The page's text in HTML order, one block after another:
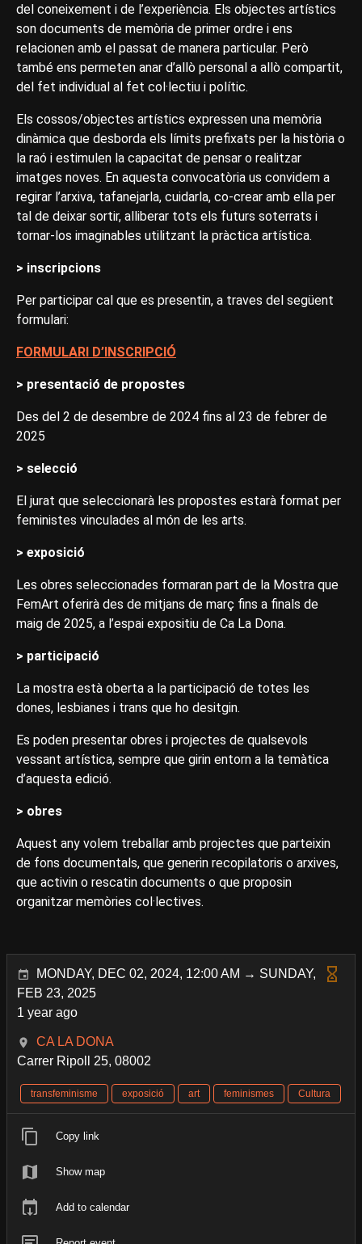
del coneixement i de l’experiència. Els objectes artístics
son documents de memòria de primer ordre i ens
relacionen amb el passat de manera particular. Però
també ens permeten anar d’allò personal a allò compartit,
del fet individual al fet col·lectiu i polític.
Els cossos/objectes artístics expressen una memòria
dinàmica que desborda els límits prefixats per la història o
la raó i estimulen la capacitat de pensar o realitzar
imatges noves. En aquesta convocatòria us convidem a
regirar l’arxiva, tafanejarla, cuidarla, co-crear amb ella per
tal de deixar sortir, alliberar tots els futurs soterrats i
tornar-los imaginables utilitzant la pràctica artística.
> inscripcions
Per participar cal que es presentin, a traves del següent
formulari:
FORMULARI D’INSCRIPCIÓ
> presentació de propostes
Des del 2 de desembre de 2024 fins al 23 de febrer de
2025
> selecció
El jurat que seleccionarà les propostes estarà format per
feministes vinculades al món de les arts.
> exposició
Les obres seleccionades formaran part de la Mostra que
FemArt oferirà des de mitjans de març fins a finals de
maig de 2025, a l’espai expositiu de Ca La Dona.
> participació
La mostra està oberta a la participació de totes les
dones, lesbianes i trans que ho desitgin.
Es poden presentar obres i projectes de qualsevols
vessant artística, sempre que girin entorn a la temàtica
d’aquesta edició.
> obres
Aquest any volem treballar amb projectes que parteixin
de fons documentals, que generin recopilatoris o arxives,
que activin o rescatin documents o que proposin
organitzar memòries col·lectives.
MONDAY, DEC 02, 2024, 12:00 AM → SUNDAY,
FEB 23, 2025
1 year ago
CA LA DONA
Carrer Ripoll 25, 08002
transfeminisme exposició art feminismes Cultura
Copy link
Show map
Add to calendar